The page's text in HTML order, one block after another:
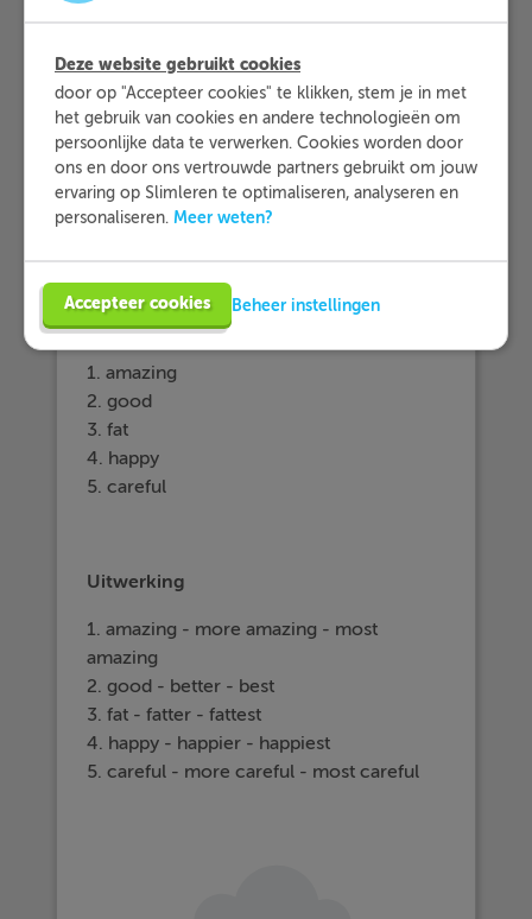
De overige bijvoeglijke
lettergrepen en die van
lettergrepen, krijgenmoreenmost
ervoor
Schrijf de juistetrap
1. amazing
2. good
3. fat
4. happy
5. careful
Uitwerking
1. amazing - more amazing - most
amazing
2. good - better - best
3. fat - fatter - fattest
4. happy - happier - happiest
5. careful - more careful - most careful
Deze website gebruikt cookies
door op "Accepteer cookies" te klikken, stem je in met
het gebruik van cookies en andere technologieën om
persoonlijke data te verwerken. Cookies worden door
ons en door ons vertrouwde partners gebruikt om jouw
ervaring op Slimleren te optimaliseren, analyseren en
personaliseren. Meer weten?
Accepteer cookies Beheer instellingen